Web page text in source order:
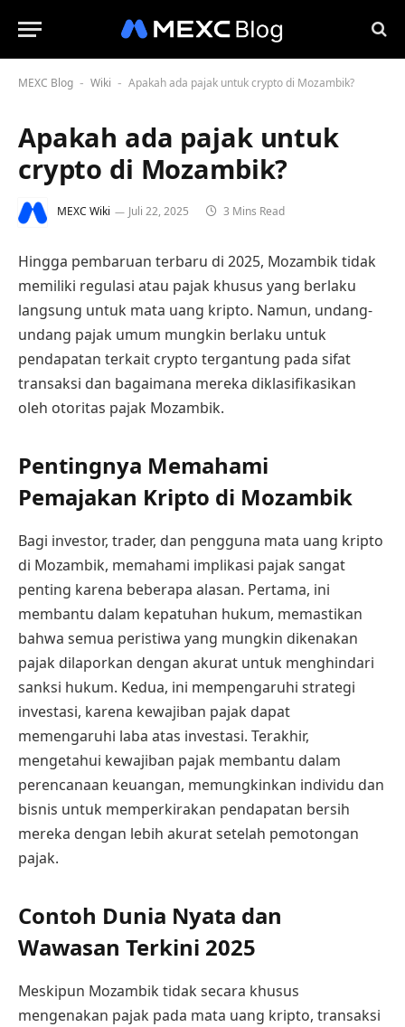
MEXC Blog - Wiki - Apakah ada pajak untuk crypto di Mozambik?
Apakah ada pajak untuk
crypto di Mozambik?
MEXC Wiki Juli 22, 2025 3 Mins Read
Hingga pembaruan terbaru di 2025, Mozambik tidak
memiliki regulasi atau pajak khusus yang berlaku
langsung untuk mata uang kripto. Namun, undang-
undang pajak umum mungkin berlaku untuk
pendapatan terkait crypto tergantung pada sifat
transaksi dan bagaimana mereka diklasifikasikan
oleh otoritas pajak Mozambik.
Pentingnya Memahami
Pemajakan Kripto di Mozambik
Bagi investor, trader, dan pengguna mata uang kripto
di Mozambik, memahami implikasi pajak sangat
penting karena beberapa alasan. Pertama, ini
membantu dalam kepatuhan hukum, memastikan
bahwa semua peristiwa yang mungkin dikenakan
pajak dilaporkan dengan akurat untuk menghindari
sanksi hukum. Kedua, ini mempengaruhi strategi
investasi, karena kewajiban pajak dapat
memengaruhi laba atas investasi. Terakhir,
mengetahui kewajiban pajak membantu dalam
perencanaan keuangan, memungkinkan individu dan
bisnis untuk memperkirakan pendapatan bersih
mereka dengan lebih akurat setelah pemotongan
pajak.
Contoh Dunia Nyata dan
Wawasan Terkini 2025
Meskipun Mozambik tidak secara khusus
mengenakan pajak pada mata uang kripto, transaksi